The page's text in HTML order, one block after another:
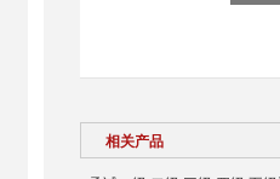
相关产品